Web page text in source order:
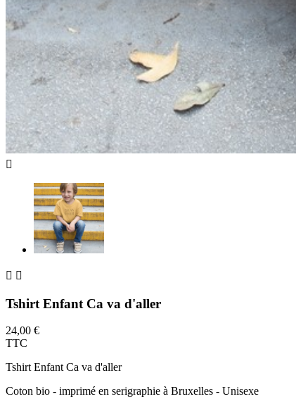

 
Tshirt Enfant Ca va d'aller
24,00 €
TTC
Tshirt Enfant Ca va d'aller
Coton bio - imprimé en serigraphie à Bruxelles - Unisexe